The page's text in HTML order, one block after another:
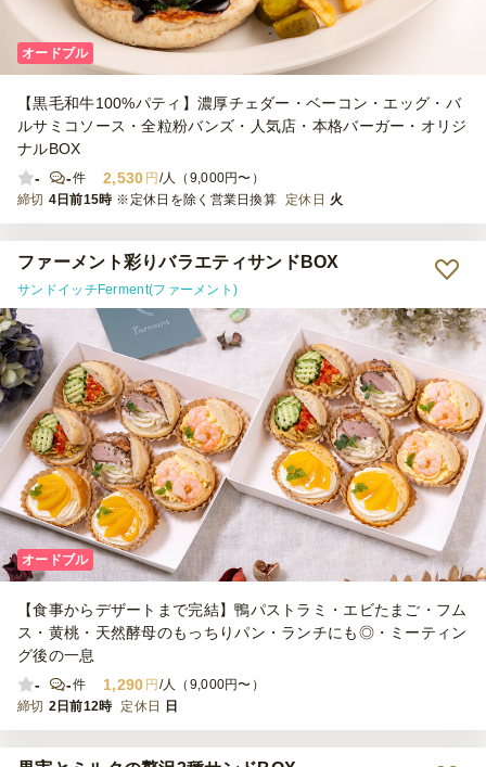
オードブル
【黒毛和牛100%パティ】濃厚チェダー・ベーコン・エッグ・バ
ルサミコソース・全粒粉バンズ・人気店・本格バーガー・オリジ
ナルBOX
-
-件 2,530 円 /人（9,000円〜）
締切 4日前15時 ※定休日を除く営業日換算 定休日 火
ファーメント彩りバラエティサンドBOX
サンドイッチFerment(ファーメント)
オードブル
【食事からデザートまで完結】鴨パストラミ・エビたまご・フム
ス・黄桃・天然酵母のもっちりパン・ランチにも◎・ミーティン
グ後の一息
-
-件 1,290 円 /人（9,000円〜）
締切 2日前12時 定休日 日